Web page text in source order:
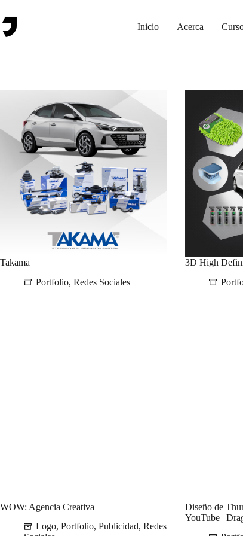
al
contenido
Inicio Acerca
Takama
Portfolio, Redes Sociales
3D High
WOW: Agencia Creativa
Logo, Portfolio, Publicidad, Redes
Diseño de
YouTube |